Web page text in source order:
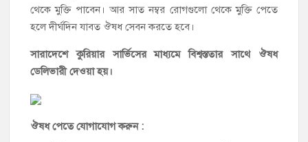
থেকে মুক্তি পাবেন। আর সাত নম্বর রোগগুলো থেকে মুক্তি পেতে
হলে দীর্ঘদিন যাবত ঔষধ সেবন করতে হবে।
সারাদেশে কুরিয়ার সার্ভিসের মাধ্যমে বিশ্বস্ততার সাথে ঔষধ
ডেলিভারী দেওয়া হয়।
ঔষধ পেতে যোগাযোগ করুন :